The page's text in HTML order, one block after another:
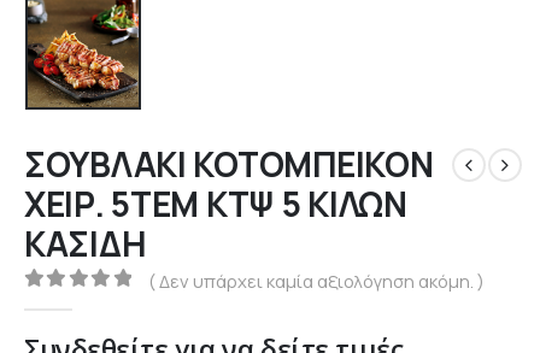
ΣΟΥΒΛΑΚΙ ΚΟΤΟΜΠΕΙΚΟΝ
ΧΕΙΡ. 5ΤΕΜ ΚΤΨ 5 ΚΙΛΩΝ
ΚΑΣΙΔΗ
0out of 5
( Δεν υπάρχει καμία αξιολόγηση ακόμη. )